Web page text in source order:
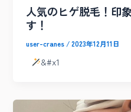
人気のヒゲ脱毛！印
す！
user-cranes /2023年12月11日
&#x1